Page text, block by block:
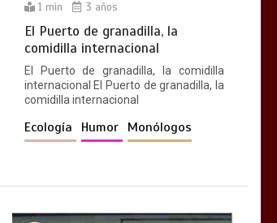
1 min
3 años
El Puerto de granadilla, la
comidilla internacional
El Puerto de granadilla, la comidilla
internacional El Puerto de granadilla, la
comidilla internacional
Ecología Humor Monólogos